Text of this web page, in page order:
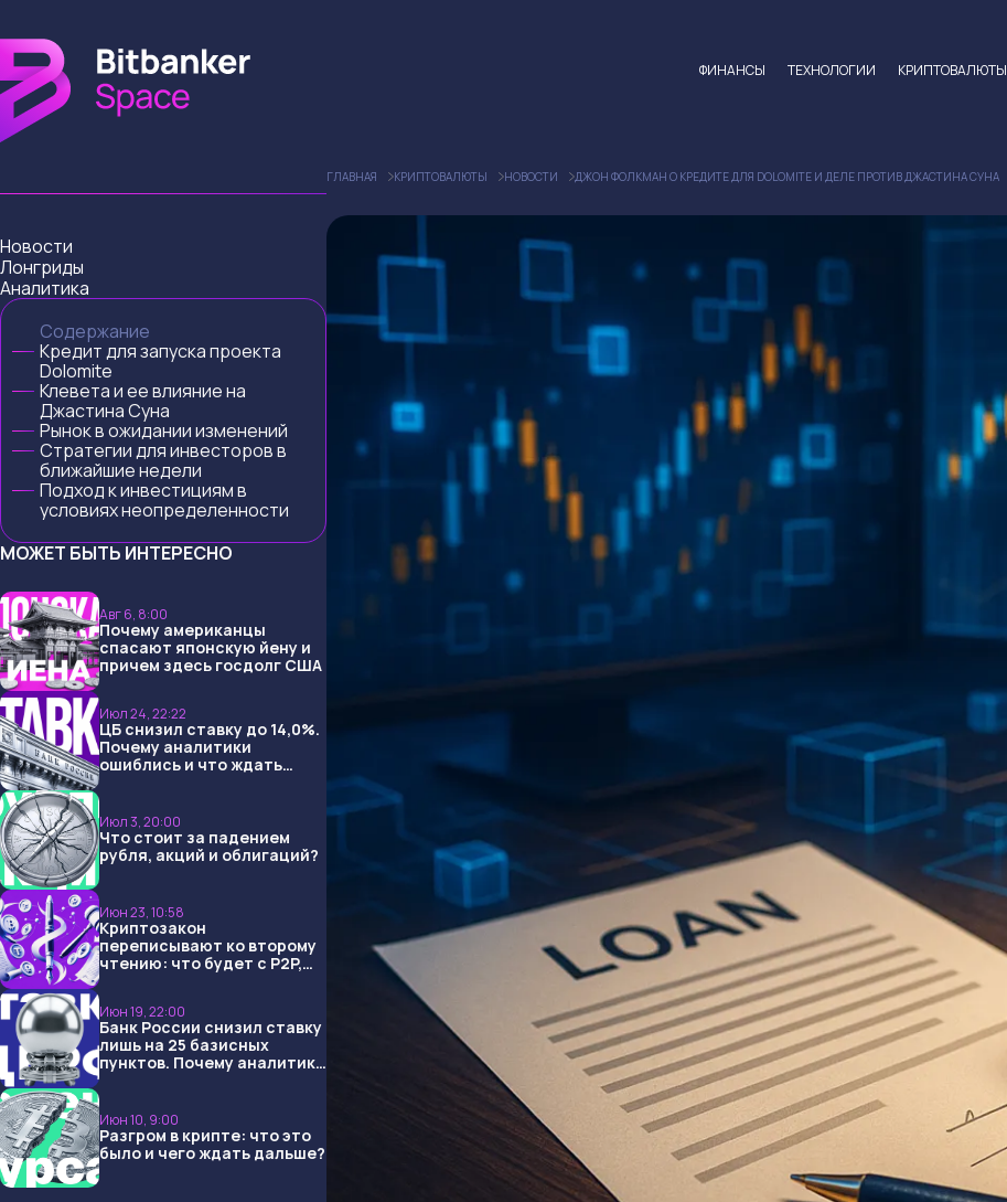
ФИНАНСЫ ТЕХНОЛОГИИ КРИПТОВАЛЮТЫ
Новости
Лонгриды
Аналитика
Содержание
Кредит для запуска проекта
Dolomite
Клевета и ее влияние на
Джастина Суна
Рынок в ожидании изменений
Стратегии для инвесторов в
ближайшие недели
Подход к инвестициям в
условиях неопределенности
МОЖЕТ БЫТЬ ИНТЕРЕСНО
Авг 6, 8:00
Почему американцы
спасают японскую йену и
причем здесь госдолг США
Июл 24, 22:22
ЦБ снизил ставку до 14,0%.
Почему аналитики
ошиблись и что ждать
Июл 3, 20:00
Что стоит за падением
рубля, акций и облигаций?
Июн 23, 10:58
Криптозакон
переписывают ко второму
чтению: что будет с P2P,
Июн 19, 22:00
Банк России снизил ставку
лишь на 25 базисных
пунктов. Почему аналитики
Июн 10, 9:00
Разгром в крипте: что это
было и чего ждать дальше?
ГЛАВНАЯ КРИПТОВАЛЮТЫ НОВОСТИ ДЖОН ФОЛКМАН О КРЕДИТЕ ДЛЯ DOLOMITE И ДЕЛЕ ПРОТИВ ДЖАСТИНА СУНА